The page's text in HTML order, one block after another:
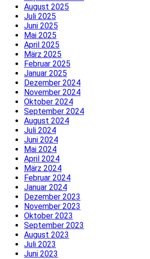
August 2025
Juli 2025
Juni 2025
Mai 2025
April 2025
März 2025
Februar 2025
Januar 2025
Dezember 2024
November 2024
Oktober 2024
September 2024
August 2024
Juli 2024
Juni 2024
Mai 2024
April 2024
März 2024
Februar 2024
Januar 2024
Dezember 2023
November 2023
Oktober 2023
September 2023
August 2023
Juli 2023
Juni 2023